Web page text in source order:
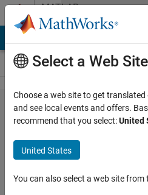
Skip to contentMATLAB
Answers
長方形
の切り
出し
Ibuki
Select a Web Site
Choose a web site to get
and see local events and offers.
recommend that you select:United
United States
You can also select a web site